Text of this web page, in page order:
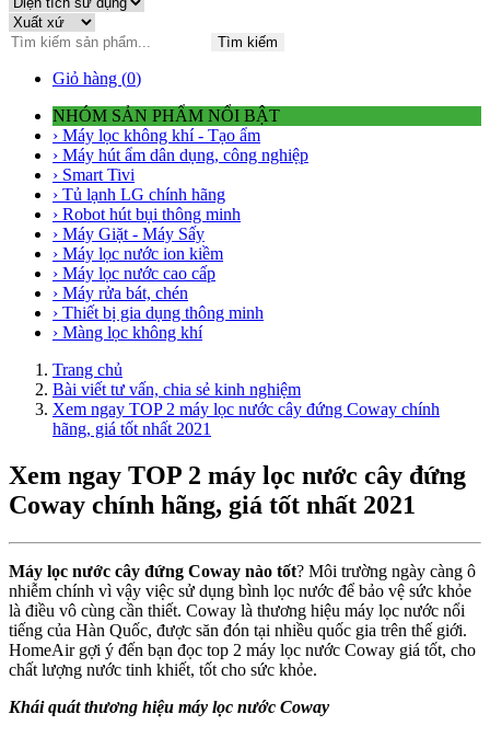
Tìm kiếm
Giỏ hàng (0)
NHÓM SẢN PHẨM NỔI BẬT
› Máy lọc không khí - Tạo ẩm
› Máy hút ẩm dân dụng, công nghiệp
› Smart Tivi
› Tủ lạnh LG chính hãng
› Robot hút bụi thông minh
› Máy Giặt - Máy Sấy
› Máy lọc nước ion kiềm
› Máy lọc nước cao cấp
› Máy rửa bát, chén
› Thiết bị gia dụng thông minh
› Màng lọc không khí
Trang chủ
Bài viết tư vấn, chia sẻ kinh nghiệm
Xem ngay TOP 2 máy lọc nước cây đứng Coway chính
hãng, giá tốt nhất 2021
Xem ngay TOP 2 máy lọc nước cây đứng
Coway chính hãng, giá tốt nhất 2021
Máy lọc nước cây đứng Coway nào tốt? Môi trường ngày càng ô
nhiễm chính vì vậy việc sử dụng bình lọc nước để bảo vệ sức khỏe
là điều vô cùng cần thiết. Coway là thương hiệu máy lọc nước nổi
tiếng của Hàn Quốc, được săn đón tại nhiều quốc gia trên thế giới.
HomeAir gợi ý đến bạn đọc top 2 máy lọc nước Coway giá tốt, cho
chất lượng nước tinh khiết, tốt cho sức khỏe.
Khái quát thương hiệu máy lọc nước Coway